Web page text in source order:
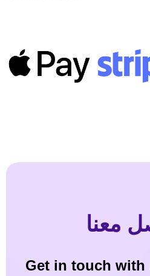
معنا
Get in touch with